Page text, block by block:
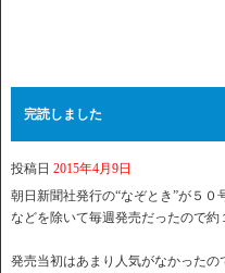
完読しました
投稿日 2015年4月9日
朝日新聞社発行の“なぞとき”が５０
などを除いて毎週発売だったので約
発売当初はあまり人気がなかった